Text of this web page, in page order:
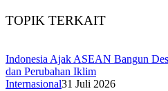
TOPIK TERKAIT
Indonesia Ajak ASEAN Bangun
dan Perubahan Iklim
Internasional31 Juli 2026